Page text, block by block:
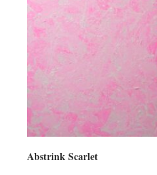
Abstrink Scarlet